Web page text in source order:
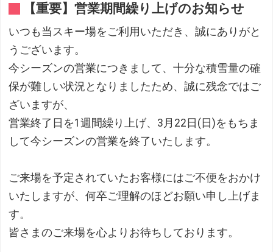
【重要】営業期間繰り上げのお知らせ
いつも当スキー場をご利用いただき、誠にありがと
うございます。
今シーズンの営業につきまして、十分な積雪量の確
保が難しい状況となりましたため、誠に残念ではご
ざいますが、
営業終了日を1週間繰り上げ、3月22日(日)をもちま
して今シーズンの営業を終了いたします。
ご来場を予定されていたお客様にはご不便をおかけ
いたしますが、何卒ご理解のほどお願い申し上げま
す。
皆さまのご来場を心よりお待ちしております。